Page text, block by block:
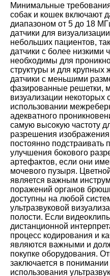
Минимальные
собак и кошек включают
диапазоном от 5 до 18
датчики для
небольших пациентов,
датчики с более низкими
необходимы для
структуры и для
датчики с меньшими
фазированные решетки,
визуализации некоторых
использовании
адекватного
самую высокую частоту
разрешения
постоянно подстраивать
улучшения бокового
артефактов, если они
мочевого пузыря.
является важным
поражений органов
доступны на любой
ультразвуковой
полости. Если
дистанционной
процесс кодирования и
являются важными и
покупке оборудования.
заключается в
использования